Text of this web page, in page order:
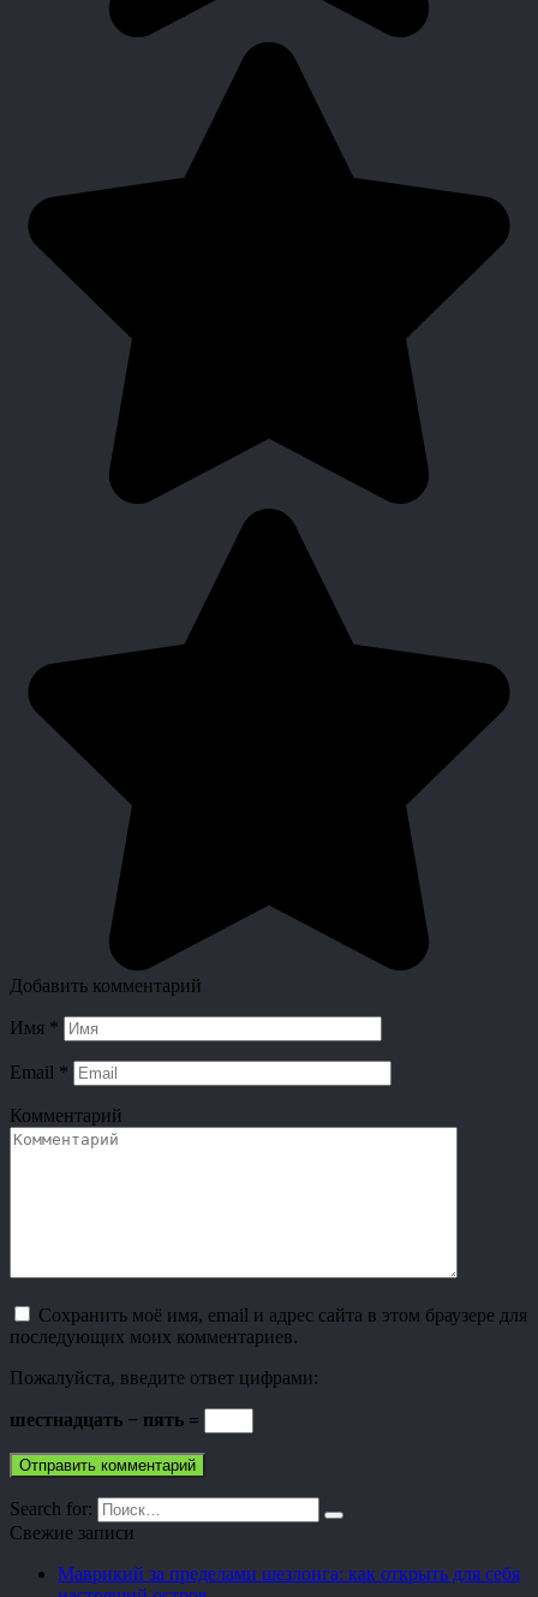
Добавить комментарий
Имя *
Email *
Комментарий
Сохранить моё имя, email и адрес сайта в этом браузере для
последующих моих комментариев.
Пожалуйста, введите ответ цифрами:
шестнадцать − пять =
Search for:
Свежие записи
Маврикий за пределами шезлонга: как открыть для себя